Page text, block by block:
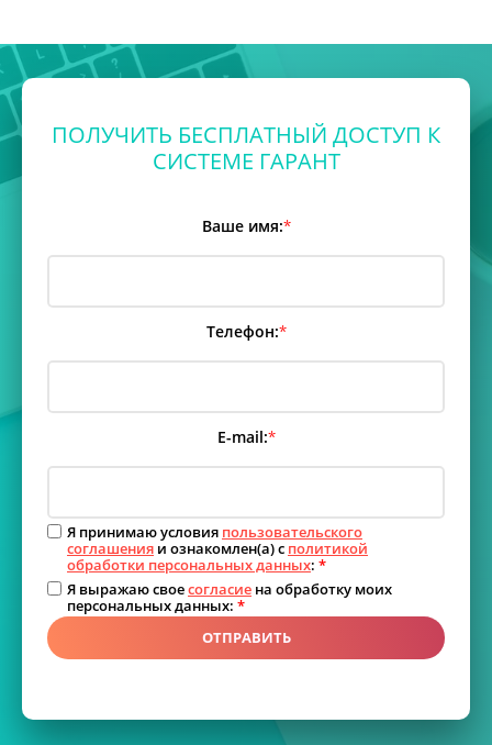
ПОЛУЧИТЬ БЕСПЛАТНЫЙ ДОСТУП К
СИСТЕМЕ ГАРАНТ
Ваше имя:*
Телефон:*
E-mail:*
Я принимаю условия пользовательского
соглашения и ознакомлен(а) с политикой
обработки персональных данных: *
Я выражаю своесогласие на обработку моих
персональных данных: *
ОТПРАВИТЬ